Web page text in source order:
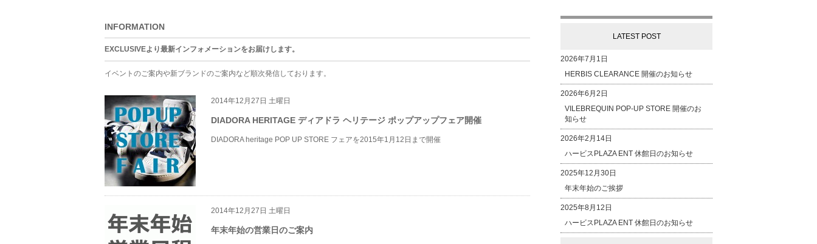
INFORMATION
EXCLUSIVEより最新インフォメーションをお届けします。
イベントのご案内や新ブランドのご案内など順次発信しております。
2014年12月27日 土曜日
DIADORA HERITAGE ディアドラ ヘリテージ ポップアップフェア開催
DIADORA heritage POP UP STORE フェアを2015年1月12日まで開催
2014年12月27日 土曜日
年末年始の営業日のご案内
LATEST POST
2026年7月1日
HERBIS CLEARANCE 開催のお知らせ
2026年6月2日
VILEBREQUIN POP-UP STORE 開催のお
知らせ
2026年2月14日
ハービスPLAZA ENT 休館日のお知らせ
2025年12月30日
年末年始のご挨拶
2025年8月12日
ハービスPLAZA ENT 休館日のお知らせ